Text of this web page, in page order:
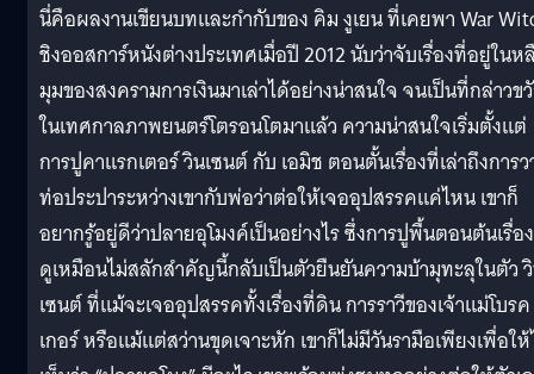
นี่คือผลงานเขียนบทและกำกับของ คิม งูเยน ที่เคยพา War
ชิงออสการ์หนังต่างประเทศเมื่อปี 2012 นับว่าจับเรื่องที่อยู่ในห
มุมของสงครามการเงินมาเล่าได้อย่างน่าสนใจจนเป็นที่กล่าว
ในเทศกาลภาพยนตร์โตรอนโตมาแล้ว ความน่าสนใจเริ่มตั้งแต่
การปูคาแรกเตอร์ วินเซนต์ กับ เอมิช ตอนตั้นเรื่องที่เล่าถึงการว
ท่อประปาระหว่างเขากับพ่อว่าต่อให้เจออุปสรรคแค่ไหน เขาก็
อยากรู้อยู่ดีว่าปลายอุโมงค์เป็นอย่างไร ซึ่งการปูพื้นตอนต้นเรื่อ
ดูเหมือนไม่สลักสำคัญนี้กลับเป็นตัวยืนยันความบ้ามุทะลุในตัว
เซนต์ ที่แม้จะเจออุปสรรคทั้งเรื่องที่ดิน การราวีของเจ้าแม่โบรค
เกอร์ หรือแม้แต่สว่านขุดเจาะหัก เขาก็ไม่มีวันรามือเพียงเพื่อใ